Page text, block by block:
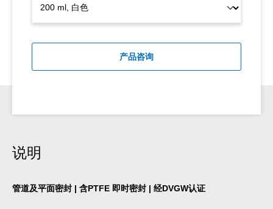
产品咨询
说明
管道及平面密封 | 含PTFE 即时密封 | 经DVGW认证